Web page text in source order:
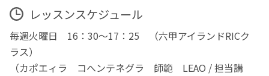
レッスンスケジュール
毎週火曜日 16：30～17：25 （六甲アイランドRICク
ラス）
（カポエィラ コへンテネグラ 師範 LEAO / 担当講